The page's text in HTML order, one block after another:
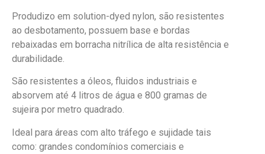
Produdizo em solution-dyed nylon, são resistentes
ao desbotamento, possuem base e bordas
rebaixadas em borracha nitrílica de alta resistência e
durabilidade.
São resistentes a óleos, fluidos industriais e
absorvem até 4 litros de água e 800 gramas de
sujeira por metro quadrado.
Ideal para áreas com alto tráfego e sujidade tais
como: grandes condomínios comerciais e